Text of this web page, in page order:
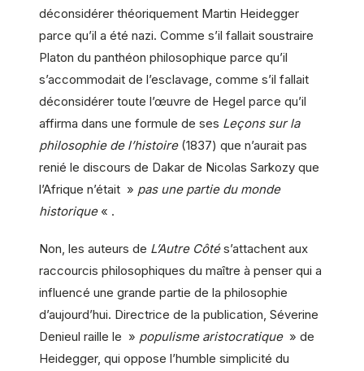
déconsidérer théoriquement Martin Heidegger
parce qu’il a été nazi. Comme s’il fallait soustraire
Platon du panthéon philosophique parce qu’il
s’accommodait de l’esclavage, comme s’il fallait
déconsidérer toute l’œuvre de Hegel parce qu’il
affirma dans une formule de ses Leçons sur la
philosophie de l’histoire(1837) que n’aurait pas
renié le discours de Dakar de Nicolas Sarkozy que
l’Afrique n’était » pas une partie du monde
historique« .
Non, les auteurs de L’Autre Côtés’attachent aux
raccourcis philosophiques du maître à penser qui a
influencé une grande partie de la philosophie
d’aujourd’hui. Directrice de la publication, Séverine
Denieul raille le » populisme aristocratique» de
Heidegger, qui oppose l’humble simplicité du